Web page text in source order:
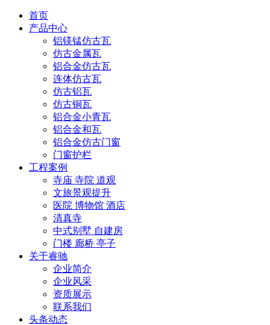
首页
产品中心
铝镁锰仿古瓦
仿古金属瓦
铝合金仿古瓦
连体仿古瓦
仿古铝瓦
仿古铜瓦
铝合金小青瓦
铝合金和瓦
铝合金仿古门窗
门窗护栏
工程案例
寺庙 寺院 道观
文旅景观提升
医院 博物馆 酒店
清真寺
中式别墅 自建房
门楼 廊桥 亭子
关于睿驰
企业简介
企业风采
资质展示
联系我们
头条动态